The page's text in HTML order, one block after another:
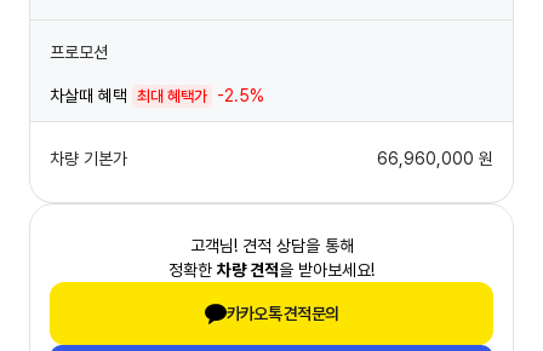
프로모션
차살때 혜택 최대 혜택가 -2.5%
차량 기본가 66,960,000 원
고객님! 견적 상담을 통해
정확한 차량 견적을 받아보세요!
카카오톡 견적문의